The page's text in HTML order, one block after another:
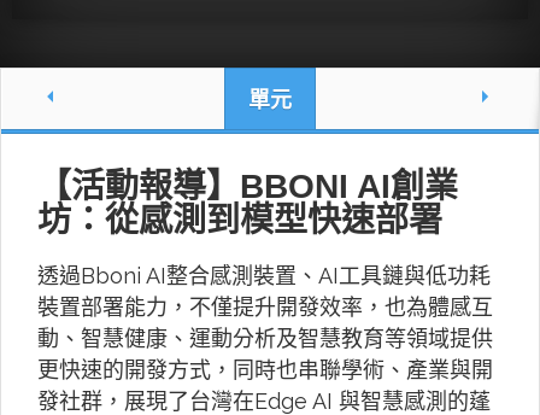
單元
【活動報導】BBONI AI創業
坊：從感測到模型快速部署
透過Bboni AI整合感測裝置、AI工具鏈與低功耗
裝置部署能力，不僅提升開發效率，也為體感互
動、智慧健康、運動分析及智慧教育等領域提供
更快速的開發方式，同時也串聯學術、產業與開
發社群，展現了台灣在Edge AI 與智慧感測的蓬